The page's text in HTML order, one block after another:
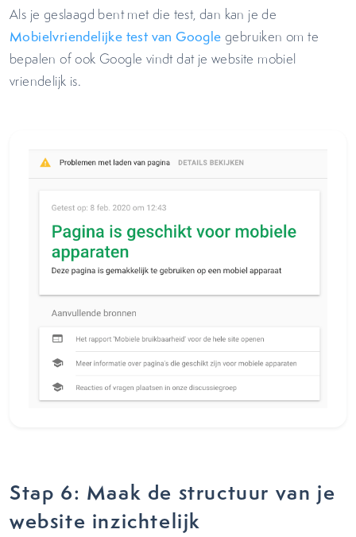
Als je geslaagd bent met die test, dan kan je de
Mobielvriendelijke test van Google gebruiken om te
bepalen of ook Google vindt dat je website mobiel
vriendelijk is.
Stap 6: Maak de structuur van je
website inzichtelijk